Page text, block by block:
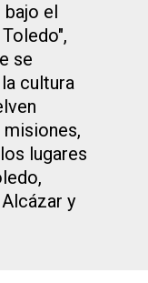
el
se
cultura
lugares
y